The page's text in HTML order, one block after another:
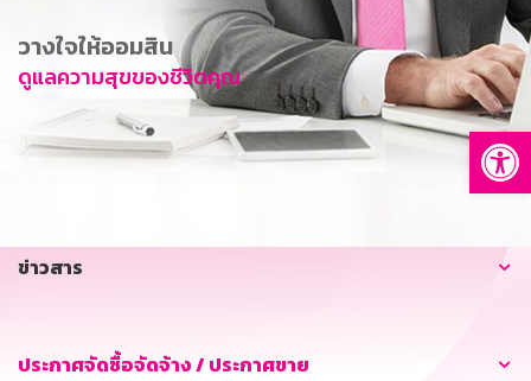
การพัฒนาที่ยั่งยืน
ข่าวสาร
บริการทางการเงิน
อื่นๆ
วางใจให้ออมสิน
ดูแลความสุขของชีวิตคุณ
ข่าวสาร
ประกาศจัดซื้อจัดจ้าง / ประกาศขาย